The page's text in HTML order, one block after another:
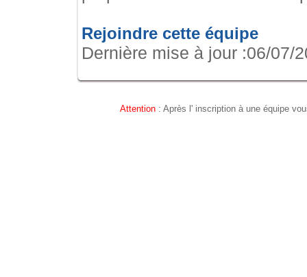
Rejoindre cette équipe
Dernière mise à jour :06/07/
Attention: Après l' inscription à une équipe